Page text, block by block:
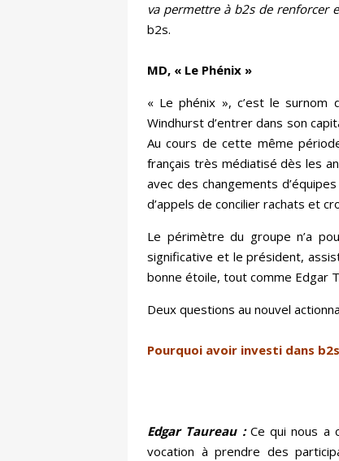
va permettre à b2s de renforcer
b2s.
MD, « Le Phénix »
« Le phénix », c’est le surnom
Windhurst d’entrer dans son
Au cours de cette même
français très médiatisé dès les
avec des changements
d’appels de concilier rachats et
Le périmètre du groupe n’a
significative et le président,
bonne étoile, tout comme Edgar
Deux questions au nouvel
Pourquoi avoir investi dans
Edgar Taureau : Ce qui nous a
vocation à prendre des